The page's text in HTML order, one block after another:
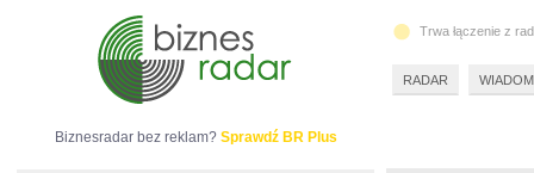
Biznesradar bez reklam? Sprawdź BR Plus
Trwa łączenie z
RADAR